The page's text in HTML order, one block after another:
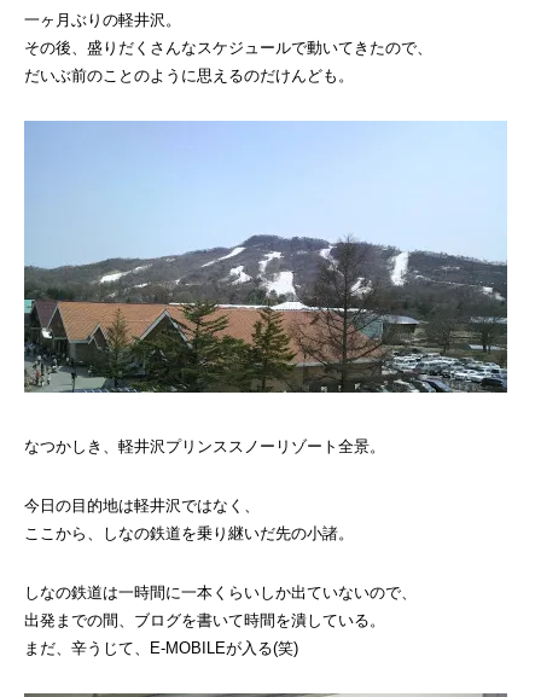
一ヶ月ぶりの軽井沢。
その後、盛りだくさんなスケジュールで動いてきたので、
だいぶ前のことのように思えるのだけんども。
なつかしき、軽井沢プリンススノーリゾート全景。
今日の目的地は軽井沢ではなく、
ここから、しなの鉄道を乗り継いだ先の小諸。
しなの鉄道は一時間に一本くらいしか出ていないので、
出発までの間、ブログを書いて時間を潰している。
まだ、辛うじて、E-MOBILEが入る(笑)